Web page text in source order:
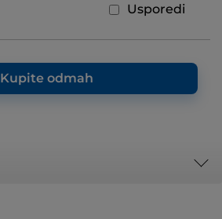
Usporedi
Kupite odmah